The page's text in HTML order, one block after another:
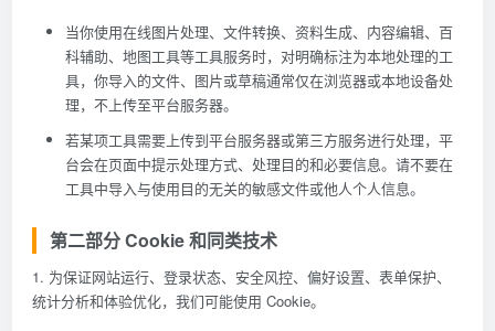
当你使用在线图片处理、文件转换、资料生成、内容编辑、百
科辅助、地图工具等工具服务时，对明确标注为本地处理的工
具，你导入的文件、图片或草稿通常仅在浏览器或本地设备处
理，不上传至平台服务器。
若某项工具需要上传到平台服务器或第三方服务进行处理，平
台会在页面中提示处理方式、处理目的和必要信息。请不要在
工具中导入与使用目的无关的敏感文件或他人个人信息。
第二部分 Cookie 和同类技术
1. 为保证网站运行、登录状态、安全风控、偏好设置、表单保护、
统计分析和体验优化，我们可能使用 Cookie。